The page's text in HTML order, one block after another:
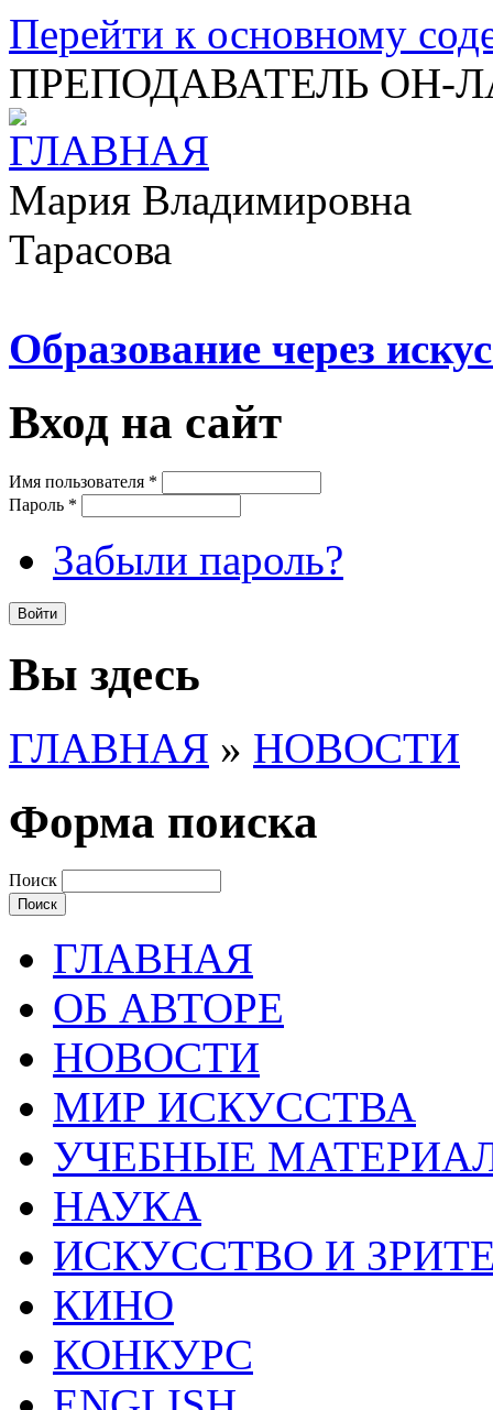
Перейти к основному
ПРЕПОДАВАТЕЛЬ ОН-
Мария Владимировна
Тарасова
Образование через
Вход на сайт
Имя пользователя *
Пароль *
Забыли пароль?
Вы здесь
ГЛАВНАЯ » НОВОСТИ
Форма поиска
Поиск
ГЛАВНАЯ
ОБ АВТОРЕ
НОВОСТИ
МИР ИСКУССТВА
УЧЕБНЫЕ
НАУКА
ИСКУССТВО И
КИНО
КОНКУРС